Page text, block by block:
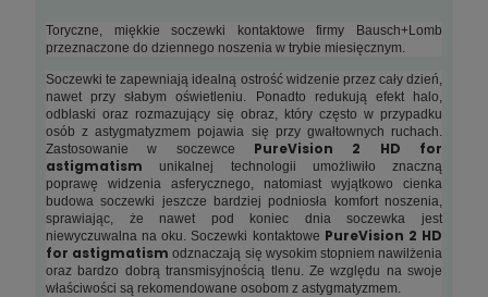
Toryczne, miękkie soczewki kontaktowe firmy Bausch+Lomb
przeznaczone do dziennego noszenia w trybie miesięcznym.
Soczewki te zapewniają idealną ostrość widzenie przez cały dzień,
nawet przy słabym oświetleniu. Ponadto redukują efekt halo,
odblaski oraz rozmazujący się obraz, który często w przypadku
osób z astygmatyzmem pojawia się przy gwałtownych ruchach.
Zastosowanie w soczewce PureVision 2 HD for
astigmatism unikalnej technologii umożliwiło znaczną
poprawę widzenia asferycznego, natomiast wyjątkowo cienka
budowa soczewki jeszcze bardziej podniosła komfort noszenia,
sprawiając, że nawet pod koniec dnia soczewka jest
niewyczuwalna na oku. Soczewki kontaktowe PureVision 2 HD
for astigmatism odznaczają się wysokim stopniem nawilżenia
oraz bardzo dobrą transmisyjnością tlenu. Ze względu na swoje
właściwości są rekomendowane osobom z astygmatyzmem.